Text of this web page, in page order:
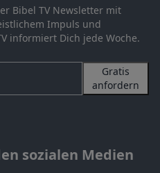
Bibel TV Newsletter mit
Impuls und
informiert Dich jede Woche.
Gratis
anfordern
sozialen Medien